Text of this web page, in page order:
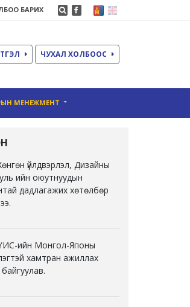
БАРИХ
ЧУХАЛ ХОЛБООС
МЕНЕЖМЕНТ
үйлдвэрлэл, Дизайны
ийн оюутнуудын
дадлагажих хөтөлбөр
ийн Монгол-Японы
хамтран ажиллах
байгуулав.